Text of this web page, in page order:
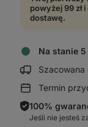
powyżej 99 zł
dostawę.
Na stanie 5
Szacowana
Termin
100%
Jeśli nie jesteś